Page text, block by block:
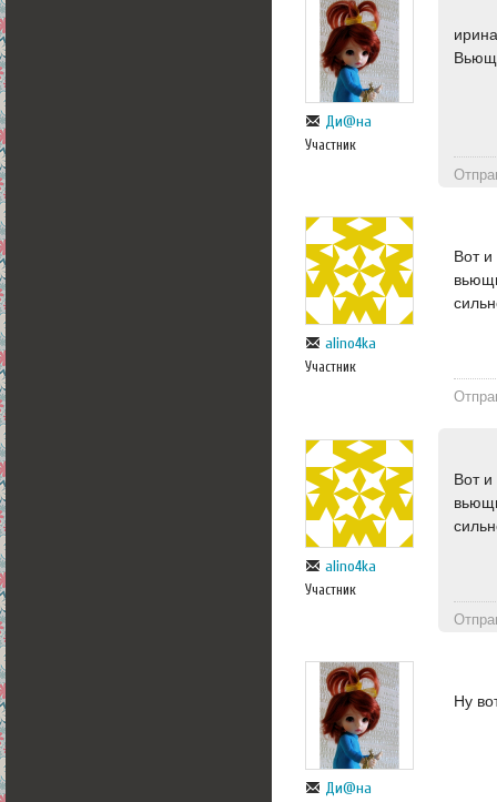
Ди@на
Участник
alino4ka
Участник
Вот
alino4ka
Участник
Вот
Ди@на
Ну